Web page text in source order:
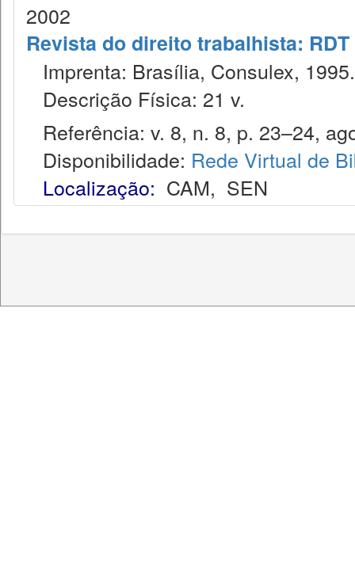
2002
Revista do direito trabalhista: RDT
Imprenta: Brasília, Consulex, 1995.
Descrição Física: 21 v.
Referência: v. 8, n. 8, p. 23–24,
Disponibilidade: Rede Virtual de
Localização: CAM, SEN